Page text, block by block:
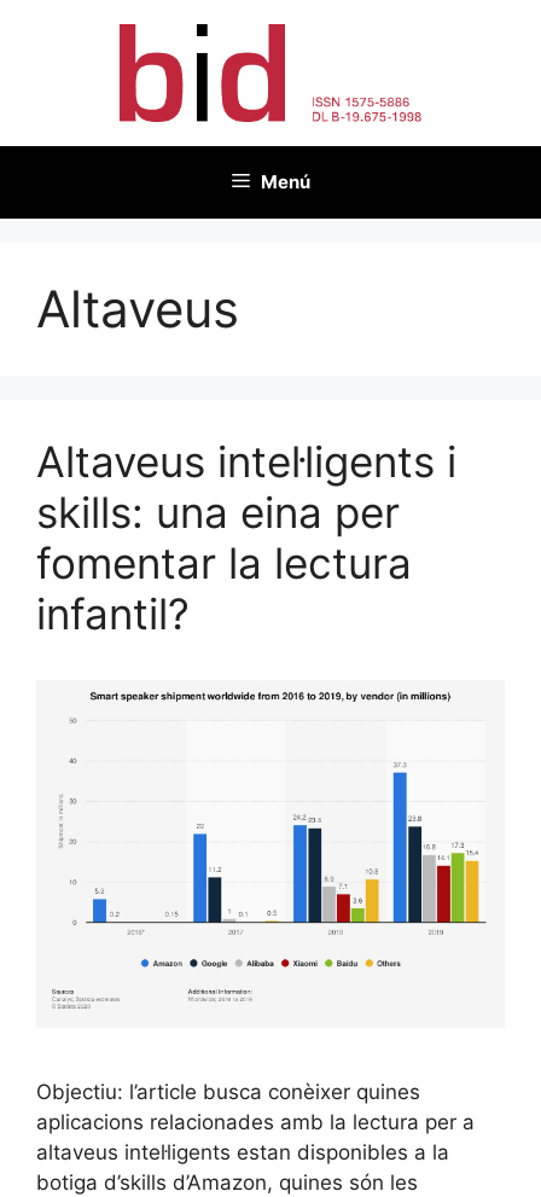
Menú
Altaveus
Altaveus intel·ligents i
skills: una eina per
fomentar la lectura
infantil?
Objectiu: l’article busca conèixer quines
aplicacions relacionades amb la lectura per a
altaveus intel·ligents estan disponibles a la
botiga d’skills d’Amazon, quines són les